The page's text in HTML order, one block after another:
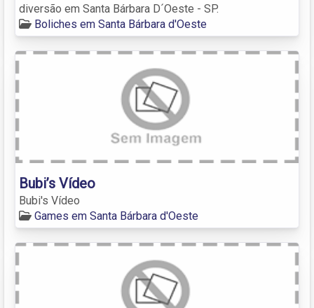
diversão em Santa Bárbara D´Oeste - SP.
Boliches em Santa Bárbara d'Oeste
Bubi’s Vídeo
Bubi's Vídeo
Games em Santa Bárbara d'Oeste